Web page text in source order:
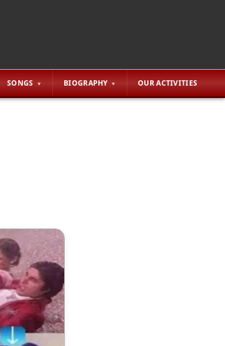
SONGS BIOGRAPHY OUR ACTIVITIES